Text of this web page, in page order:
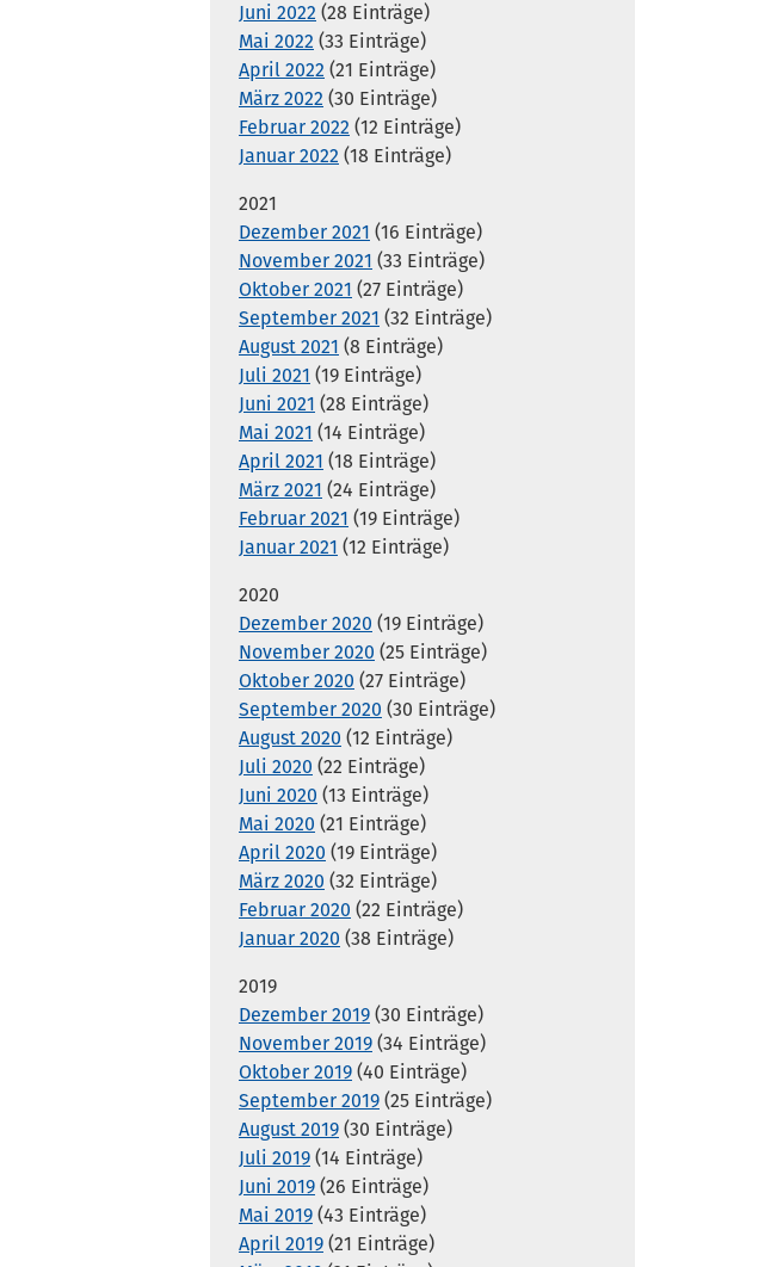
Juni 2022 (28 Einträge)
Mai 2022 (33 Einträge)
April 2022 (21 Einträge)
März 2022 (30 Einträge)
Februar 2022 (12 Einträge)
Januar 2022 (18 Einträge)
2021
Dezember 2021 (16 Einträge)
November 2021 (33 Einträge)
Oktober 2021 (27 Einträge)
September 2021 (32 Einträge)
August 2021 (8 Einträge)
Juli 2021 (19 Einträge)
Juni 2021 (28 Einträge)
Mai 2021 (14 Einträge)
April 2021 (18 Einträge)
März 2021 (24 Einträge)
Februar 2021 (19 Einträge)
Januar 2021 (12 Einträge)
2020
Dezember 2020 (19 Einträge)
November 2020 (25 Einträge)
Oktober 2020 (27 Einträge)
September 2020 (30 Einträge)
August 2020 (12 Einträge)
Juli 2020 (22 Einträge)
Juni 2020 (13 Einträge)
Mai 2020 (21 Einträge)
April 2020 (19 Einträge)
März 2020 (32 Einträge)
Februar 2020 (22 Einträge)
Januar 2020 (38 Einträge)
2019
Dezember 2019 (30 Einträge)
November 2019 (34 Einträge)
Oktober 2019 (40 Einträge)
September 2019 (25 Einträge)
August 2019 (30 Einträge)
Juli 2019 (14 Einträge)
Juni 2019 (26 Einträge)
Mai 2019 (43 Einträge)
April 2019 (21 Einträge)